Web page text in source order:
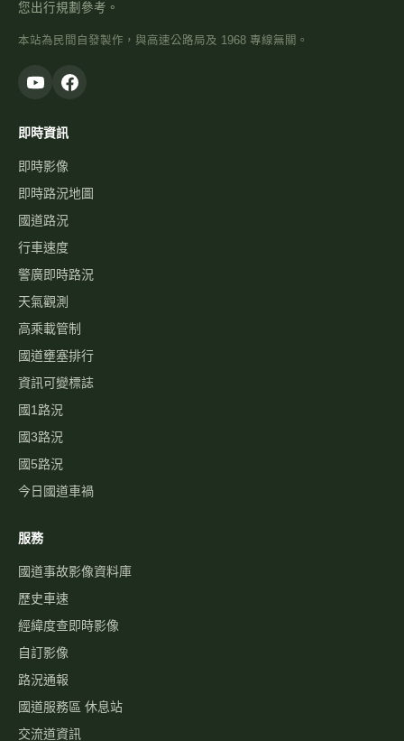
您出行規劃參考。
本站為民間自發製作，與高速公路局及 1968 專線無關。
即時資訊
即時影像
即時路況地圖
國道路況
行車速度
警廣即時路況
天氣觀測
高乘載管制
國道壅塞排行
資訊可變標誌
國1路況
國3路況
國5路況
今日國道車禍
服務
國道事故影像資料庫
歷史車速
經緯度查即時影像
自訂影像
路況通報
國道服務區 休息站
交流道資訊